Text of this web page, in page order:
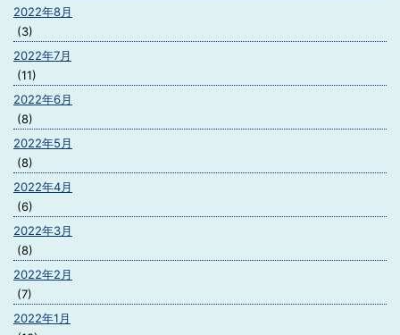
2022年8月
(3)
2022年7月
(11)
2022年6月
(8)
2022年5月
(8)
2022年4月
(6)
2022年3月
(8)
2022年2月
(7)
2022年1月